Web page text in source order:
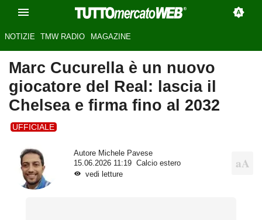
NOTIZIE TMW RADIO MAGAZINE
Marc Cucurella è un nuovo
giocatore del Real: lascia il
Chelsea e firma fino al 2032
UFFICIALE
Autore Michele Pavese
15.06.2026 11:19
Calcio estero
vedi letture